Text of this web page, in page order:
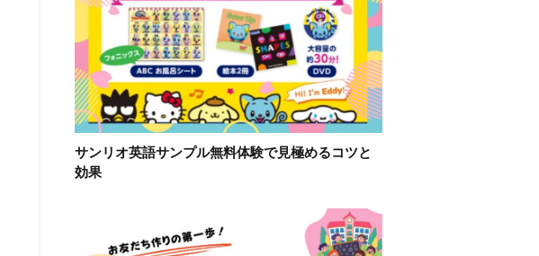
サンリオ英語サンプル無料体験で見極めるコツと
効果